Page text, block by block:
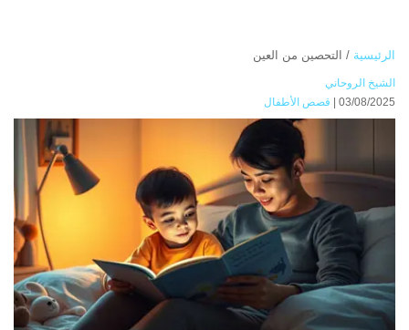
الرئيسية / التحصين من العين
الشيخ الروحاني
03/08/2025 |
قصص الأطفال